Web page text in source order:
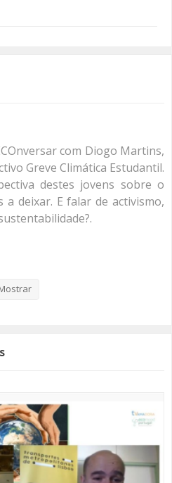
com Diogo Martins,
Greve Climática Estudantil.
destes jovens sobre o
a deixar. E falar de activismo,